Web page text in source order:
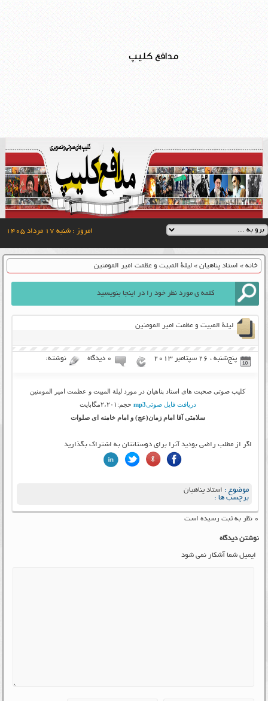
مدافع کلیپ
امروز : شنبه ۱۷ مرداد ۱۴۰۵
خانه» استاد پناهیان» لیلة المبیت و عظمت امیر المومنین
لیلة المبیت و عظمت امیر المومنین
پنج‌شنبه ، 26 سپتامبر 2013 ۰ دیدگاه نوشته:
کلیپ صوتی صحبت های استاد پناهیان در مورد لیلة المبیت و عظمت امیر المومنین
دریافت فایل صوتیmp3 حجم:۲،۲۰۱مگابایت
سلامتی آقا امام زمان(عج) و امام خامنه ای صلوات
اگر از مطلب راضی بودید آنرا برای دوستانتان به اشتراک بگذارید
موضوع : استاد پناهیان
برچسب ها :
۰ نظر به ثبت رسیده است
نوشتن دیدگاه
ایمیل شما آشکار نمی شود